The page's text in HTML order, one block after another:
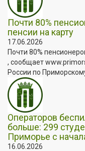
Почти 80%
пенсии на карту
17.06.2026
Почти 80%
, сообщает
России по
Операторов
больше: 299
Приморье с
16.06.2026